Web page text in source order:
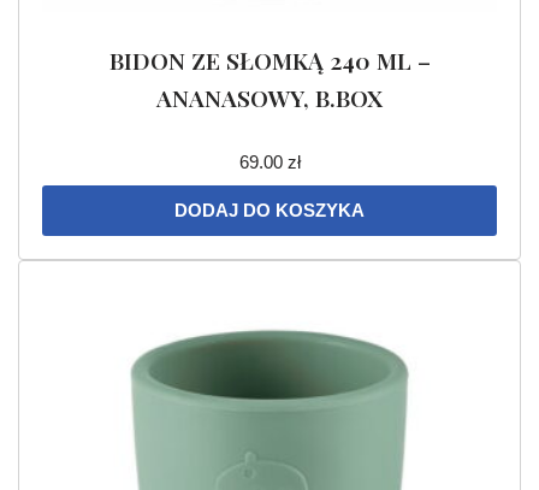
BIDON ZE SŁOMKĄ 240 ML –
ANANASOWY, B.BOX
69.00 zł
DODAJ DO KOSZYKA